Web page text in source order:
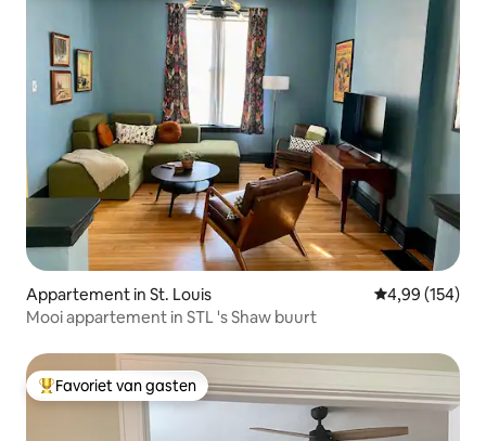
Appartement in St. Louis Gemiddelde
4,99 (154)
Mooi appartement in STL 's Shaw buurt
Topfavoriet van gasten
Favoriet van gasten